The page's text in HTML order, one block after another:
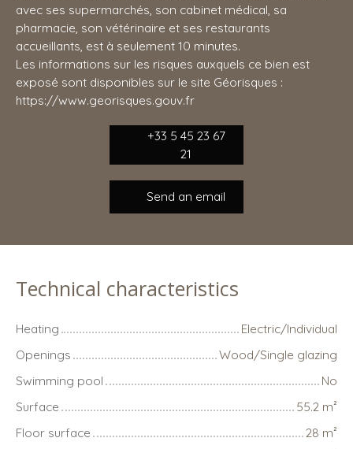
avec ses supermarchés, son cabinet médical, sa
pharmacie, son vétérinaire et ses restaurants
accueillants, est à seulement 10 minutes.
Les informations sur les risques auxquels ce bien est
exposé sont disponibles sur le site Géorisques :
https://www.georisques.gouv.fr
+33 5 45 23 67
21
Send an email
Technical characteristics
Heating
Electric/Individual
Openings
Wood/Single glazing
Swimming pool
No
Surface
55.2 m²
Floor surface
28 m²